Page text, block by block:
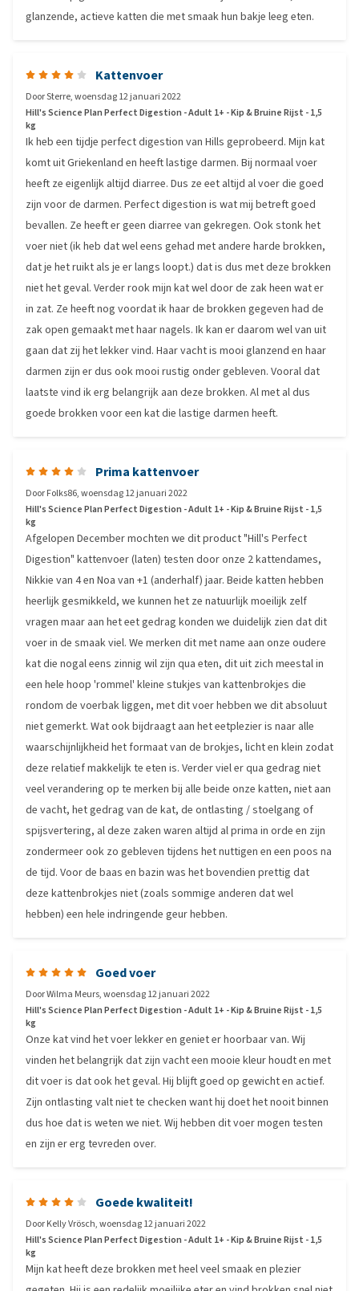
glanzende, actieve katten die met smaak hun bakje leeg eten.
Kattenvoer
DoorSterre,woensdag 12 januari 2022
Hill's Science Plan Perfect Digestion - Adult 1+ - Kip & Bruine Rijst - 1,5
kg
Ik heb een tijdje perfect digestion van Hills geprobeerd. Mijn kat
komt uit Griekenland en heeft lastige darmen. Bij normaal voer
heeft ze eigenlijk altijd diarree. Dus ze eet altijd al voer die goed
zijn voor de darmen. Perfect digestion is wat mij betreft goed
bevallen. Ze heeft er geen diarree van gekregen. Ook stonk het
voer niet (ik heb dat wel eens gehad met andere harde brokken,
dat je het ruikt als je er langs loopt.) dat is dus met deze brokken
niet het geval. Verder rook mijn kat wel door de zak heen wat er
in zat. Ze heeft nog voordat ik haar de brokken gegeven had de
zak open gemaakt met haar nagels. Ik kan er daarom wel van uit
gaan dat zij het lekker vind. Haar vacht is mooi glanzend en haar
darmen zijn er dus ook mooi rustig onder gebleven. Vooral dat
laatste vind ik erg belangrijk aan deze brokken. Al met al dus
goede brokken voor een kat die lastige darmen heeft.
Prima kattenvoer
DoorFolks86,woensdag 12 januari 2022
Hill's Science Plan Perfect Digestion - Adult 1+ - Kip & Bruine Rijst - 1,5
kg
Afgelopen December mochten we dit product "Hill's Perfect
Digestion" kattenvoer (laten) testen door onze 2 kattendames,
Nikkie van 4 en Noa van +1 (anderhalf) jaar. Beide katten hebben
heerlijk gesmikkeld, we kunnen het ze natuurlijk moeilijk zelf
vragen maar aan het eet gedrag konden we duidelijk zien dat dit
voer in de smaak viel. We merken dit met name aan onze oudere
kat die nogal eens zinnig wil zijn qua eten, dit uit zich meestal in
een hele hoop 'rommel' kleine stukjes van kattenbrokjes die
rondom de voerbak liggen, met dit voer hebben we dit absoluut
niet gemerkt. Wat ook bijdraagt aan het eetplezier is naar alle
waarschijnlijkheid het formaat van de brokjes, licht en klein zodat
deze relatief makkelijk te eten is. Verder viel er qua gedrag niet
veel verandering op te merken bij alle beide onze katten, niet aan
de vacht, het gedrag van de kat, de ontlasting / stoelgang of
spijsvertering, al deze zaken waren altijd al prima in orde en zijn
zondermeer ook zo gebleven tijdens het nuttigen en een poos na
de tijd. Voor de baas en bazin was het bovendien prettig dat
deze kattenbrokjes niet (zoals sommige anderen dat wel
hebben) een hele indringende geur hebben.
Goed voer
DoorWilma Meurs,woensdag 12 januari 2022
Hill's Science Plan Perfect Digestion - Adult 1+ - Kip & Bruine Rijst - 1,5
kg
Onze kat vind het voer lekker en geniet er hoorbaar van. Wij
vinden het belangrijk dat zijn vacht een mooie kleur houdt en met
dit voer is dat ook het geval. Hij blijft goed op gewicht en actief.
Zijn ontlasting valt niet te checken want hij doet het nooit binnen
dus hoe dat is weten we niet. Wij hebben dit voer mogen testen
en zijn er erg tevreden over.
Goede kwaliteit!
DoorKelly Vrösch,woensdag 12 januari 2022
Hill's Science Plan Perfect Digestion - Adult 1+ - Kip & Bruine Rijst - 1,5
kg
Mijn kat heeft deze brokken met heel veel smaak en plezier